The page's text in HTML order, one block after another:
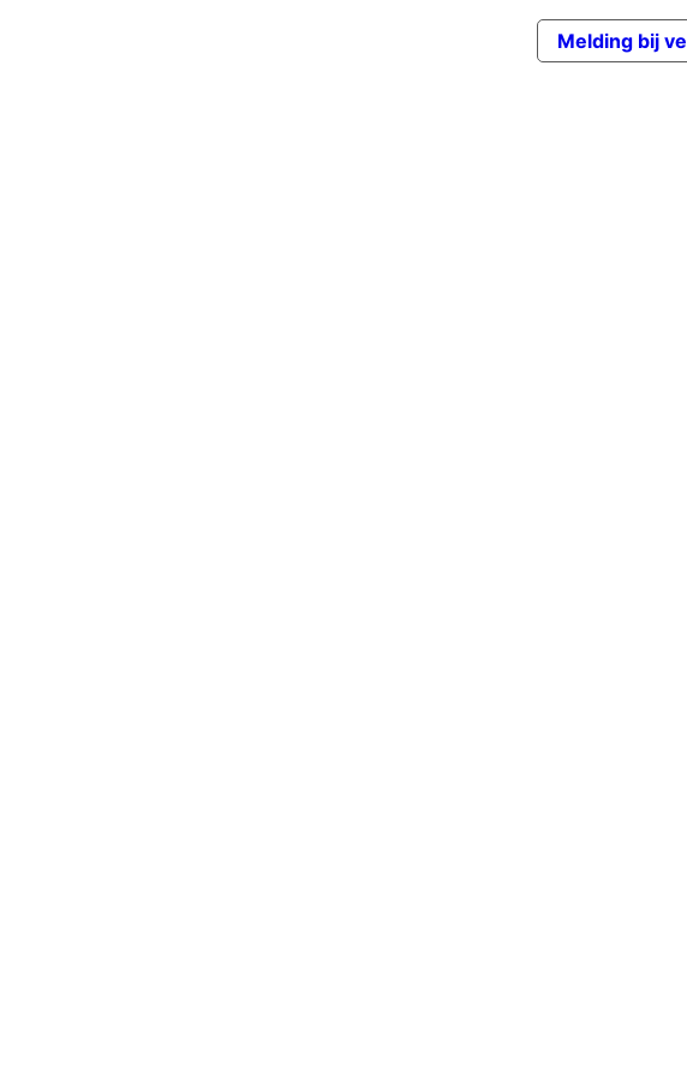
Melding bij